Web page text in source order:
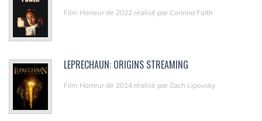
Film Horreur de 2022 réalisé par Corinna Faith
LEPRECHAUN: ORIGINS STREAMING
Film Horreur de 2014 réalisé par Zach Lipovsky